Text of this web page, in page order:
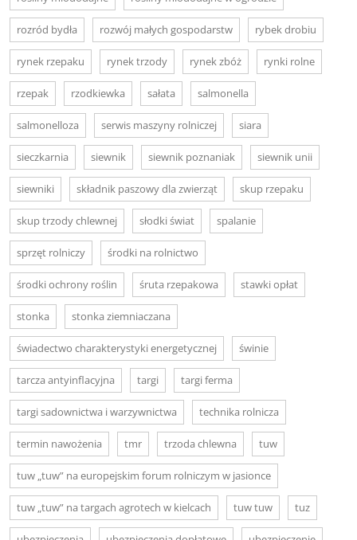
rozród bydła rozwój małych gospodarstw rybek drobiu
rynek rzepaku rynek trzody rynek zbóż rynki rolne
rzepak rzodkiewka sałata salmonella
salmonelloza serwis maszyny rolniczej siara
sieczkarnia siewnik siewnik poznaniak siewnik unii
siewniki składnik paszowy dla zwierząt skup rzepaku
skup trzody chlewnej słodki świat spalanie
sprzęt rolniczy środki na rolnictwo
środki ochrony roślin śruta rzepakowa stawki opłat
stonka stonka ziemniaczana
świadectwo charakterystyki energetycznej świnie
tarcza antyinflacyjna targi targi ferma
targi sadownictwa i warzywnictwa technika rolnicza
termin nawożenia tmr trzoda chlewna tuw
tuw „tuw” na europejskim forum rolniczym w jasionce
tuw „tuw” na targach agrotech w kielcach tuw tuw tuz